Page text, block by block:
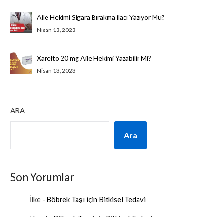
Aile Hekimi Sigara Bırakma ilacı Yazıyor Mu?
Nisan 13, 2023
Xarelto 20 mg Aile Hekimi Yazabilir Mi?
Nisan 13, 2023
ARA
Ara
Son Yorumlar
İlke - Böbrek Taşı için Bitkisel Tedavi